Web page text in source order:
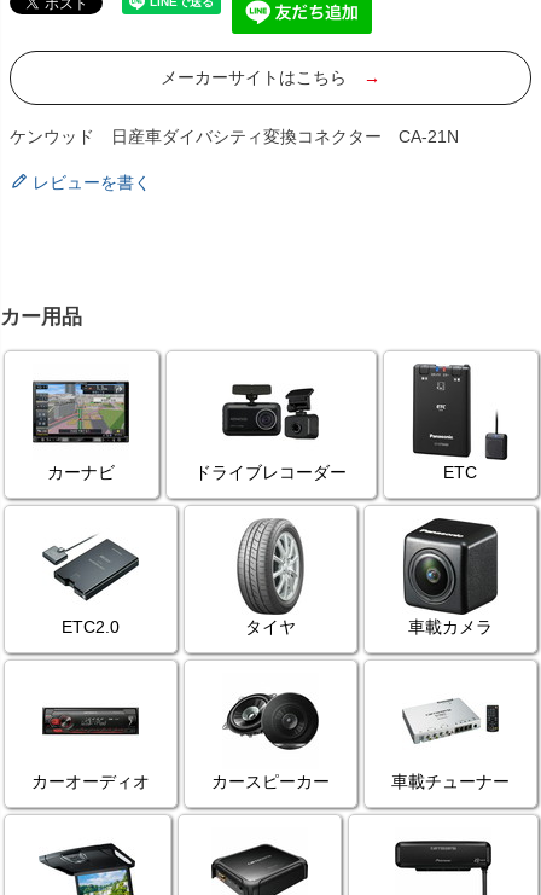
メーカーサイトはこちら →
ケンウッド 日産車ダイバシティ変換コネクター CA-21N
レビューを書く
カー用品
カーナビ ドライブレコーダー ETC
ETC2.0 タイヤ 車載カメラ
カーオーディオ カースピーカー 車載チューナー